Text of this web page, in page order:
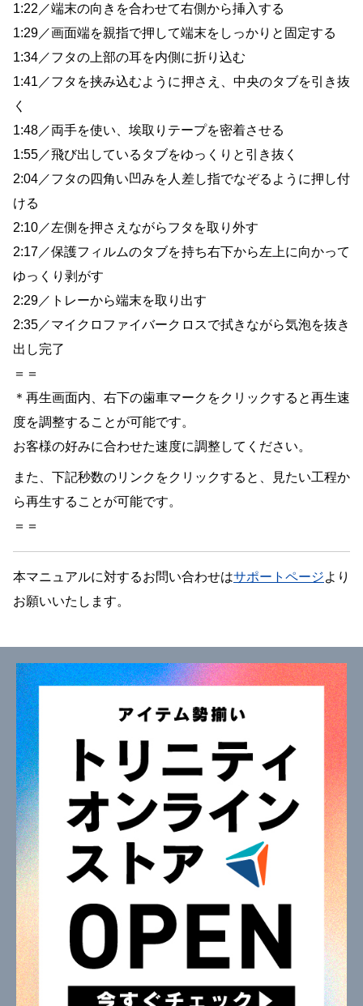
1:22／端末の向きを合わせて右側から挿入する
1:29／画面端を親指で押して端末をしっかりと固定する
1:34／フタの上部の耳を内側に折り込む
1:41／フタを挟み込むように押さえ、中央のタブを引き抜
く
1:48／両手を使い、埃取りテープを密着させる
1:55／飛び出しているタブをゆっくりと引き抜く
2:04／フタの四角い凹みを人差し指でなぞるように押し付
ける
2:10／左側を押さえながらフタを取り外す
2:17／保護フィルムのタブを持ち右下から左上に向かって
ゆっくり剥がす
2:29／トレーから端末を取り出す
2:35／マイクロファイバークロスで拭きながら気泡を抜き
出し完了
＝＝
＊再生画面内、右下の歯車マークをクリックすると再生速
度を調整することが可能です。
お客様の好みに合わせた速度に調整してください。
また、下記秒数のリンクをクリックすると、見たい工程か
ら再生することが可能です。
＝＝
本マニュアルに対するお問い合わせはサポートページより
お願いいたします。